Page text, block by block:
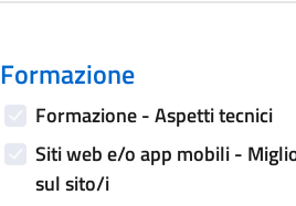
Formazione
Formazione - Aspetti tecnici
Siti web e/o app mobili -
sul sito/i